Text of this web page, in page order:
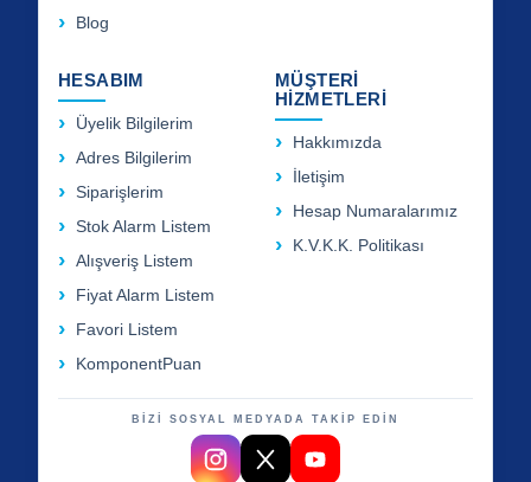
Blog
HESABIM
Üyelik Bilgilerim
Adres Bilgilerim
Siparişlerim
Stok Alarm Listem
Alışveriş Listem
Fiyat Alarm Listem
Favori Listem
KomponentPuan
MÜŞTERİ
HİZMETLERİ
Hakkımızda
İletişim
Hesap Numaralarımız
K.V.K.K. Politikası
BİZİ SOSYAL MEDYADA TAKİP EDİN